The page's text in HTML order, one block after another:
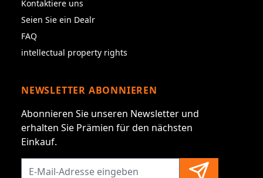
Kontaktiere uns
Seien Sie ein Dealr
FAQ
intellectual property rights
NEWSLETTER ABONNIEREN
Abonnieren Sie unseren Newsletter und
erhalten Sie Prämien für den nächsten
Einkauf.